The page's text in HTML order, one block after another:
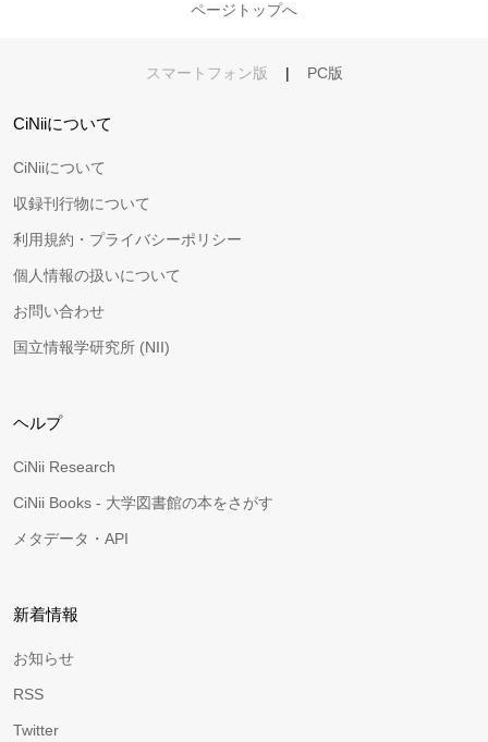
ページトップへ
スマートフォン版 | PC版
CiNiiについて
CiNiiについて
収録刊行物について
利用規約・プライバシーポリシー
個人情報の扱いについて
お問い合わせ
国立情報学研究所 (NII)
ヘルプ
CiNii Research
CiNii Books - 大学図書館の本をさがす
メタデータ・API
新着情報
お知らせ
RSS
Twitter